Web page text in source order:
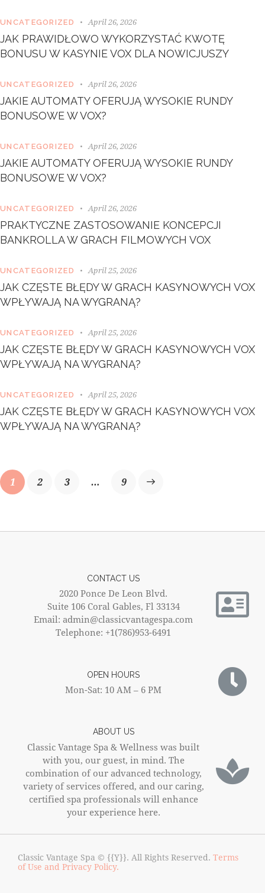
t
l
a
b
r
e
e
o
o
B
y
K
i
n
S
m
t
h
UNCATEGORIZED April 26, 2026
JAK PRAWIDŁOWO WYKORZYSTAĆ KWOTĘ
BONUSU W KASYNIE VOX DLA NOWICJUSZY
UNCATEGORIZED April 26, 2026
JAKIE AUTOMATY OFERUJĄ WYSOKIE RUNDY
BONUSOWE W VOX?
UNCATEGORIZED April 26, 2026
JAKIE AUTOMATY OFERUJĄ WYSOKIE RUNDY
BONUSOWE W VOX?
UNCATEGORIZED April 26, 2026
PRAKTYCZNE ZASTOSOWANIE KONCEPCJI
BANKROLLA W GRACH FILMOWYCH VOX
UNCATEGORIZED April 25, 2026
JAK CZĘSTE BŁĘDY W GRACH KASYNOWYCH VOX
WPŁYWAJĄ NA WYGRANĄ?
UNCATEGORIZED April 25, 2026
JAK CZĘSTE BŁĘDY W GRACH KASYNOWYCH VOX
WPŁYWAJĄ NA WYGRANĄ?
UNCATEGORIZED April 25, 2026
JAK CZĘSTE BŁĘDY W GRACH KASYNOWYCH VOX
WPŁYWAJĄ NA WYGRANĄ?
1 2 3 … 9
>
ABOUT US
Classic Vantage Spa & Wellness was built
with you, our guest, in mind. The
combination of our advanced technology,
variety of services offered, and our caring,
certified spa professionals will enhance
your experience here.
OPEN HOURS
Mon-Sat: 10 AM – 6 PM
CONTACT US
2020 Ponce De Leon Blvd.
Suite 106 Coral Gables, Fl 33134
Email: admin@classicvantagespa.com
Telephone: +1(786)953-6491
Classic Vantage Spa © {{Y}}. All Rights Reserved. Terms
of Use and Privacy Policy.